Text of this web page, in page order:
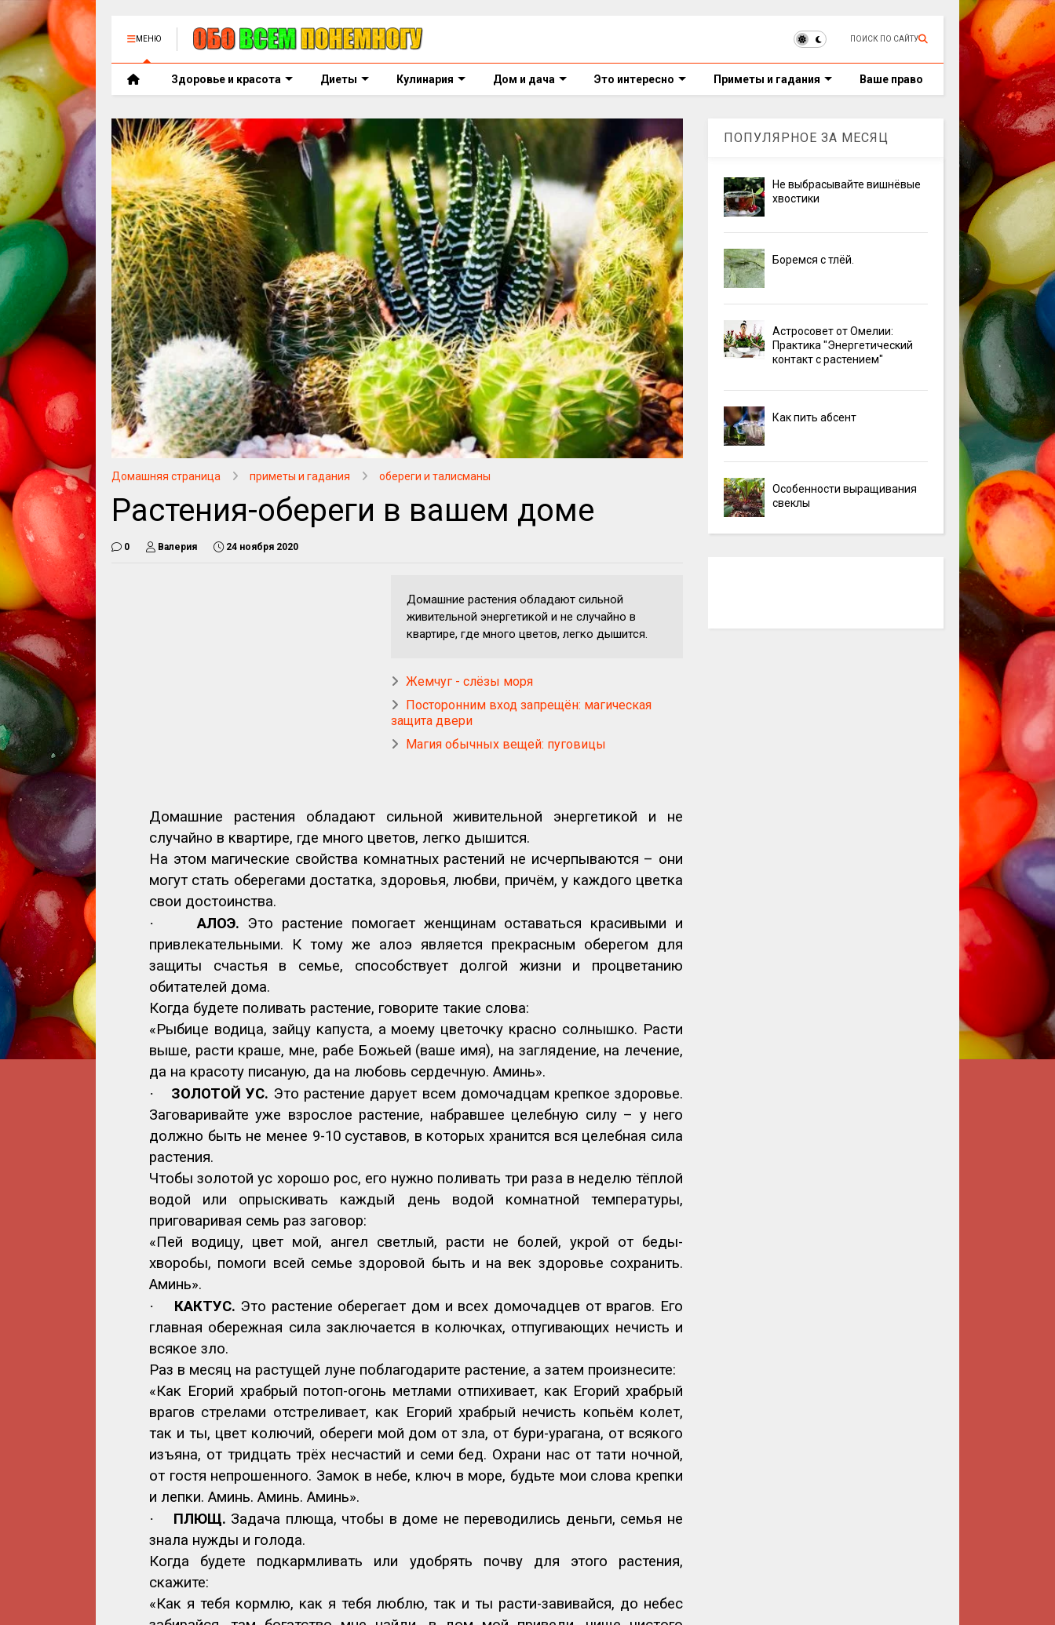
МЕНЮ ПОИСК ПО САЙТУ
Здоровье и красота Диеты Кулинария Дом и дача Это интересно Приметы и гадания Ваше право
Домашняя страница приметы и гадания обереги и талисманы
Растения-обереги в вашем доме
0 Валерия 24 ноября 2020
Домашние растения обладают сильной
живительной энергетикой и не случайно в
квартире, где много цветов, легко дышится.
Жемчуг - слёзы моря
Посторонним вход запрещён: магическая
защита двери
Магия обычных вещей: пуговицы
Домашние растения обладают сильной живительной энергетикой и не
случайно в квартире, где много цветов, легко дышится.
На этом магические свойства комнатных растений не исчерпываются – они
могут стать оберегами достатка, здоровья, любви, причём, у каждого цветка
свои достоинства.
· АЛОЭ. Это растение помогает женщинам оставаться красивыми и
привлекательными. К тому же алоэ является прекрасным оберегом для
защиты счастья в семье, способствует долгой жизни и процветанию
обитателей дома.
Когда будете поливать растение, говорите такие слова:
«Рыбице водица, зайцу капуста, а моему цветочку красно солнышко. Расти
выше, расти краше, мне, рабе Божьей (ваше имя), на заглядение, на лечение,
да на красоту писаную, да на любовь сердечную. Аминь».
· ЗОЛОТОЙ УС. Это растение дарует всем домочадцам крепкое здоровье.
Заговаривайте уже взрослое растение, набравшее целебную силу – у него
должно быть не менее 9-10 суставов, в которых хранится вся целебная сила
растения.
Чтобы золотой ус хорошо рос, его нужно поливать три раза в неделю тёплой
водой или опрыскивать каждый день водой комнатной температуры,
приговаривая семь раз заговор:
«Пей водицу, цвет мой, ангел светлый, расти не болей, укрой от беды-
хворобы, помоги всей семье здоровой быть и на век здоровье сохранить.
Аминь».
· КАКТУС. Это растение оберегает дом и всех домочадцев от врагов. Его
главная обережная сила заключается в колючках, отпугивающих нечисть и
всякое зло.
Раз в месяц на растущей луне поблагодарите растение, а затем произнесите:
«Как Егорий храбрый потоп-огонь метлами отпихивает, как Егорий храбрый
врагов стрелами отстреливает, как Егорий храбрый нечисть копьём колет,
так и ты, цвет колючий, обереги мой дом от зла, от бури-урагана, от всякого
изъяна, от тридцать трёх несчастий и семи бед. Охрани нас от тати ночной,
от гостя непрошенного. Замок в небе, ключ в море, будьте мои слова крепки
и лепки. Аминь. Аминь. Аминь».
· ПЛЮЩ. Задача плюща, чтобы в доме не переводились деньги, семья не
знала нужды и голода.
Когда будете подкармливать или удобрять почву для этого растения,
скажите:
«Как я тебя кормлю, как я тебя люблю, так и ты расти-завивайся, до небес
ПОПУЛЯРНОЕ ЗА МЕСЯЦ
Не выбрасывайте вишнёвые
хвостики
Боремся с тлёй.
Астросовет от Омелии:
Практика "Энергетический
контакт с растением"
Как пить абсент
Особенности выращивания
свеклы